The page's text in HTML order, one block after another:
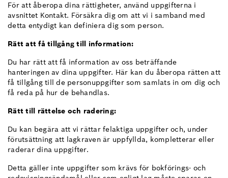
För att åberopa dina rättigheter, använd uppgifterna i
avsnittet Kontakt. Försäkra dig om att vi i samband med
detta entydigt kan definiera dig som person.
Rätt att få tillgång till information:
Du har rätt att få information av oss beträffande
hanteringen av dina uppgifter. Här kan du åberopa rätten att
få tillgång till de personuppgifter som samlats in om dig och
få reda på hur de behandlas.
Rätt till rättelse och radering:
Du kan begära att vi rättar felaktiga uppgifter och, under
förutsättning att lagkraven är uppfyllda, kompletterar eller
raderar dina uppgifter.
Detta gäller inte uppgifter som krävs för bokförings- och